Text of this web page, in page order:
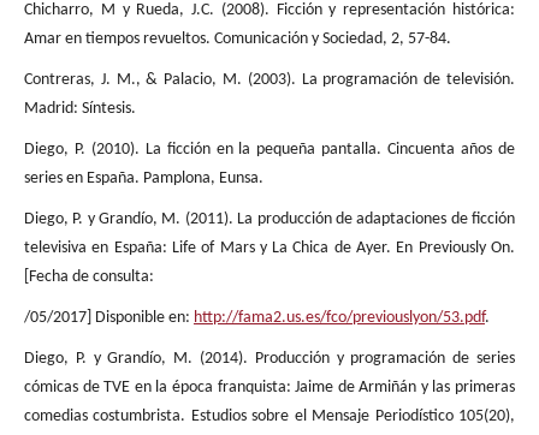
Chicharro, M y Rueda, J.C. (2008). Ficción y representación histórica:
Amar en tiempos revueltos. Comunicación y Sociedad, 2, 57-84.
Contreras, J. M., & Palacio, M. (2003). La programación de televisión.
Madrid: Síntesis.
Diego, P. (2010). La ficción en la pequeña pantalla. Cincuenta años de
series en España. Pamplona, Eunsa.
Diego, P. y Grandío, M. (2011). La producción de adaptaciones de ficción
televisiva en España: Life of Mars y La Chica de Ayer. En Previously On.
[Fecha de consulta:
/05/2017] Disponible en: http://fama2.us.es/fco/previouslyon/53.pdf.
Diego, P. y Grandío, M. (2014). Producción y programación de series
cómicas de TVE en la época franquista: Jaime de Armiñán y las primeras
comedias costumbrista. Estudios sobre el Mensaje Periodístico 105(20),